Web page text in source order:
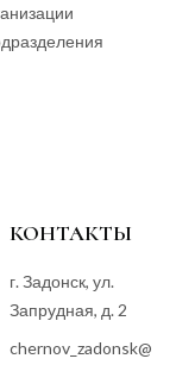
КОНТАКТЫ
г. Задонск, ул.
Запрудная, д. 2
chernov_zadonsk@